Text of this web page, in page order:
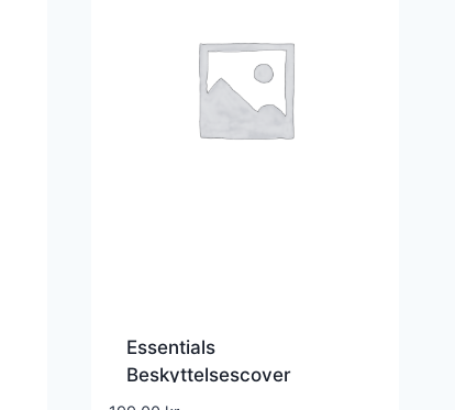
Essentials
Beskyttelsescover
Polyurethan Sort